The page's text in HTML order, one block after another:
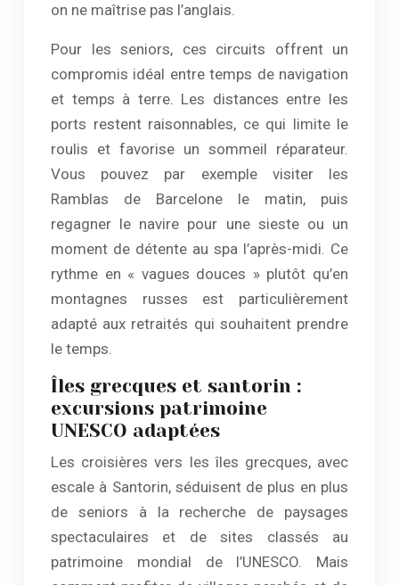
on ne maîtrise pas l’anglais.
Pour les seniors, ces circuits offrent un
compromis idéal entre temps de navigation
et temps à terre. Les distances entre les
ports restent raisonnables, ce qui limite le
roulis et favorise un sommeil réparateur.
Vous pouvez par exemple visiter les
Ramblas de Barcelone le matin, puis
regagner le navire pour une sieste ou un
moment de détente au spa l’après-midi. Ce
rythme en « vagues douces » plutôt qu’en
montagnes russes est particulièrement
adapté aux retraités qui souhaitent prendre
le temps.
Îles grecques et santorin :
excursions patrimoine
UNESCO adaptées
Les croisières vers les îles grecques, avec
escale à Santorin, séduisent de plus en plus
de seniors à la recherche de paysages
spectaculaires et de sites classés au
patrimoine mondial de l’UNESCO. Mais